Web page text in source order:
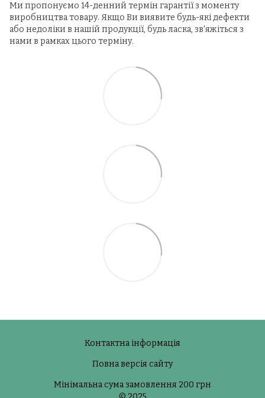
Ми пропонуємо 14-денний термін гарантії з моменту
виробництва товару. Якщо Ви виявите будь-які дефекти
або недоліки в нашій продукції, будь ласка, зв'яжіться з
нами в рамках цього терміну.
Контактна інформація
Повна версія сайту
Мінімальна сума замовлення 200 грн